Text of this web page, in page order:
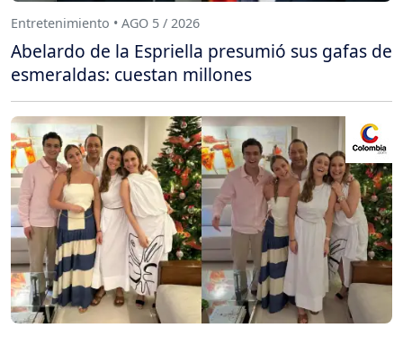
Entretenimiento • AGO 5 / 2026
Abelardo de la Espriella presumió sus gafas de
esmeraldas: cuestan millones